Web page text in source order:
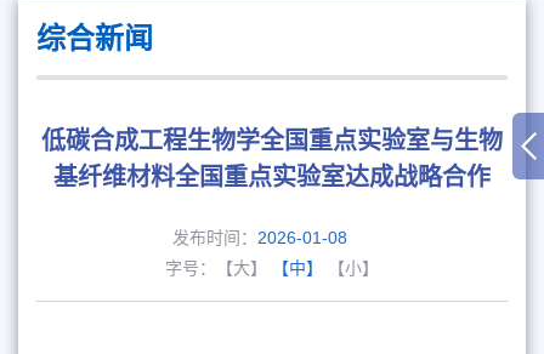
综合新闻
低碳合成工程生物学全国重点实验室与生物
基纤维材料全国重点实验室达成战略合作
发布时间： 2026-01-08
字号：
【大】 【中】 【小】